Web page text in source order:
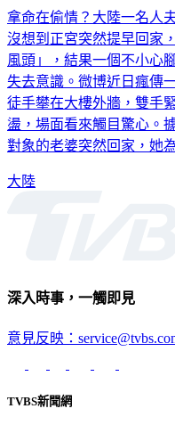
拿命在偷情？大陸一名人
沒想到正宮突然提早回家
風頭」，結果一個不小心
失去意識。微博近日瘋傳
徒手攀在大樓外牆，雙手
盪，場面看來觸目驚心。
對象的老婆突然回家，她
大陸
深入時事，一觸即見
意見反映：
TVBS新聞網